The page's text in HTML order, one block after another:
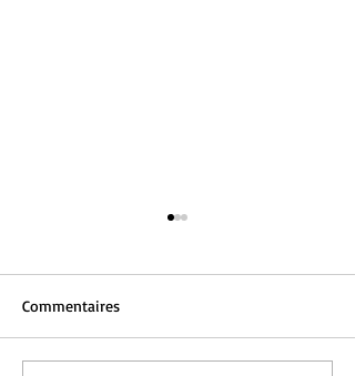
Commentaires